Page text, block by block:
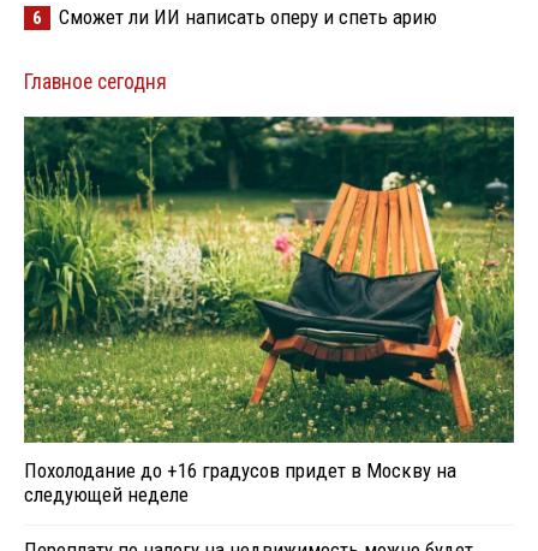
6 Сможет ли ИИ написать оперу и спеть арию
Главное сегодня
Похолодание до +16 градусов придет в Москву на
следующей неделе